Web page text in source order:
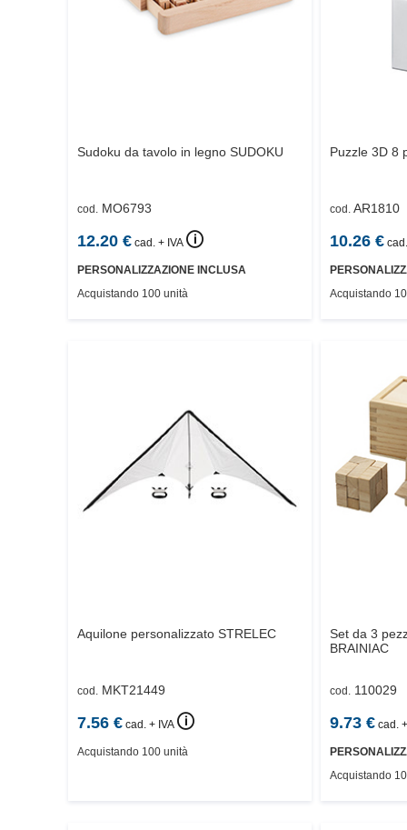
Sudoku da tavolo in legno SUDOKU
cod. MO6793
12.20 € cad. + IVA 🛈
PERSONALIZZAZIONE INCLUSA
Acquistando 100 unità
Puzzle 3D 8
cod. AR1810
10.26€
Acquistando
Aquilone personalizzato STRELEC
cod. MKT21449
7.56 € cad. + IVA 🛈
Acquistando 100 unità
Set da 3
BRAINIAC
cod. 110029
9.73€ cad.
Acquistando